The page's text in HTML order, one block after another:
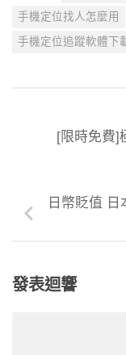
手機定位找人怎麼用
手機定位追蹤軟體下
[限時免費]
日幣貶值
發表迴響